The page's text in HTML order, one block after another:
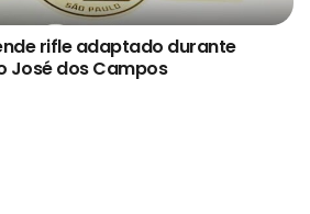
rifle adaptado durante
José dos Campos